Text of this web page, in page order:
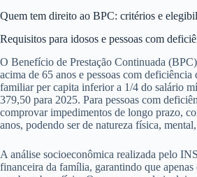
Quem tem direito ao BPC: critérios e
Requisitos para idosos e pessoas com
O Benefício de Prestação Continuada
acima de 65 anos e pessoas com
familiar per capita inferior a 1/4 do salário
379,50 para 2025. Para pessoas com
comprovar impedimentos de longo prazo,
anos, podendo ser de natureza física,
A análise socioeconômica realizada pelo
financeira da família, garantindo que apenas